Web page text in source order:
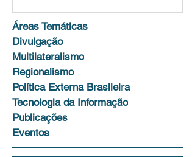
Áreas Temáticas
Divulgação
Multilateralismo
Regionalismo
Política Externa Brasileira
Tecnologia da Informação
Publicações
Eventos